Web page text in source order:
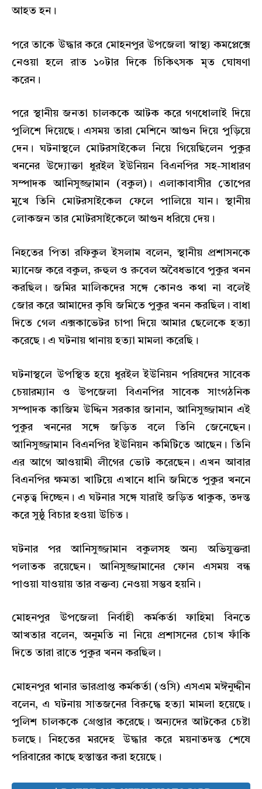
আহত হন।
পরে তাকে উদ্ধার করে মোহনপুর উপজেলা স্বাস্থ্য কমপ্লেক্সে
নেওয়া হলে রাত ১০টার দিকে চিকিৎসক মৃত ঘোষণা
করেন।
পরে স্থানীয় জনতা চালককে আটক করে গণধোলাই দিয়ে
পুলিশে দিয়েছে। এসময় তারা মেশিনে আগুন দিয়ে পুড়িয়ে
দেন। ঘটনাস্থলে মোটরসাইকেল নিয়ে গিয়েছিলেন পুকুর
খননের উদ্যোক্তা ধুরইল ইউনিয়ন বিএনপির সহ-সাধারণ
সম্পাদক আনিসুজ্জামান (বকুল)। এলাকাবাসীর তোপের
মুখে তিনি মোটরসাইকেল ফেলে পালিয়ে যান। স্থানীয়
লোকজন তার মোটরসাইকেলে আগুন ধরিয়ে দেয়।
নিহতের পিতা রফিকুল ইসলাম বলেন, স্থানীয় প্রশাসনকে
ম্যানেজ করে বকুল, রুহুল ও রুবেল অবৈধভাবে পুকুর খনন
করছিল। জমির মালিকদের সঙ্গে কোনও কথা না বলেই
জোর করে আমাদের কৃষি জমিতে পুকুর খনন করছিল। বাধা
দিতে গেল এক্সকাভেটর চাপা দিয়ে আমার ছেলেকে হত্যা
করেছে। এ ঘটনায় থানায় হত্যা মামলা করেছি।
ঘটনাস্থলে উপস্থিত হয়ে ধুরইল ইউনিয়ন পরিষদের সাবেক
চেয়ারম্যান ও উপজেলা বিএনপির সাবেক সাংগঠনিক
সম্পাদক কাজিম উদ্দিন সরকার জানান, আনিসুজ্জামান এই
পুকুর খননের সঙ্গে জড়িত বলে তিনি জেনেছেন।
আনিসুজ্জামান বিএনপির ইউনিয়ন কমিটিতে আছেন। তিনি
এর আগে আওয়ামী লীগের ভোট করেছেন। এখন আবার
বিএনপির ক্ষমতা খাটিয়ে এখানে ধানি জমিতে পুকুর খননে
নেতৃত্ব দিচ্ছেন। এ ঘটনার সঙ্গে যারাই জড়িত থাকুক, তদন্ত
করে সুষ্ঠু বিচার হওয়া উচিত।
ঘটনার পর আনিসুজ্জামান বকুলসহ অন্য অভিযুক্তরা
পলাতক রয়েছেন। আনিসুজ্জামানের ফোন এসময় বন্ধ
পাওয়া যাওয়ায় তার বক্তব্য নেওয়া সম্ভব হয়নি।
মোহনপুর উপজেলা নির্বাহী কর্মকর্তা ফাহিমা বিনতে
আখতার বলেন, অনুমতি না নিয়ে প্রশাসনের চোখ ফাঁকি
দিতে তারা রাতে পুকুর খনন করছিল।
মোহনপুর থানার ভারপ্রাপ্ত কর্মকর্তা (ওসি) এসএম মঈনুদ্দীন
বলেন, এ ঘটনায় সাতজনের বিরুদ্ধে হত্যা মামলা হয়েছে।
পুলিশ চালককে গ্রেপ্তা‌র করেছে। অন্যদের আটকের চেষ্টা
চলছে। নিহতের মরদেহ উদ্ধার করে ময়নাতদন্ত শেষে
পরিবারের কাছে হস্তান্তর করা হয়েছে।